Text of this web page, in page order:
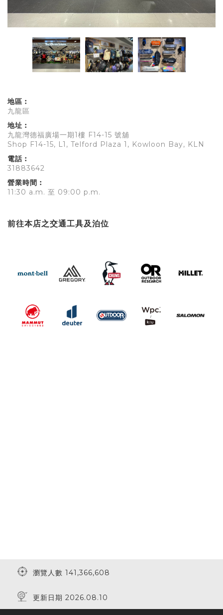
地區︰
九龍區
地址︰
九龍灣德福廣場一期1樓 F14-15 號舖
Shop F14-15, L1, Telford Plaza 1, Kowloon Bay, KLN
電話︰
31883642
營業時間︰
11:30 a.m. 至 09:00 p.m.
前往本店之交通工具及泊位
瀏覽人數 141,366,608
更新日期 2026.08.10